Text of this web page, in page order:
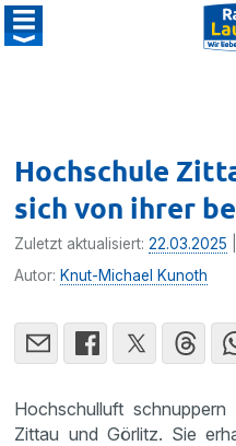
Hochschule
sich von ihrer
Zuletzt aktualisiert:22.03.2025
Autor: Knut-Michael Kunoth
Hochschulluft
Zittau und Görlitz. Sie